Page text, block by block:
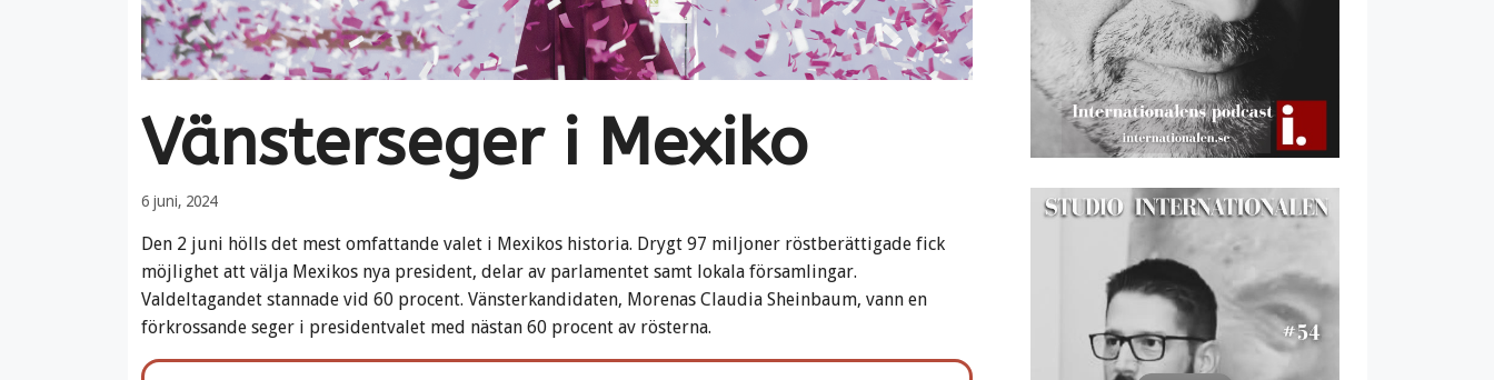
Vänsterseger i Mexiko
6 juni, 2024
Den 2 juni hölls det mest omfattande valet i Mexikos historia. Drygt 97 miljoner röstberättigade fick
möjlighet att välja Mexikos nya president, delar av parlamentet samt lokala församlingar.
Valdeltagandet stannade vid 60 procent. Vänsterkandidaten, Morenas Claudia Sheinbaum, vann en
förkrossande seger i presidentvalet med nästan 60 procent av rösterna.